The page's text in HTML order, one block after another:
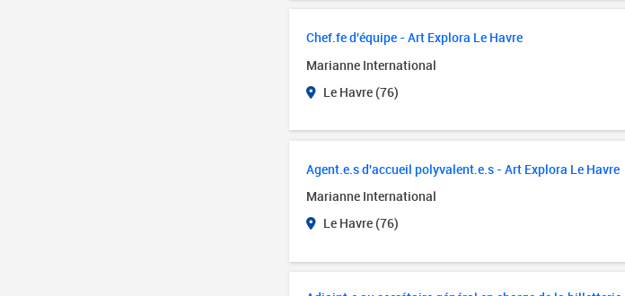
Chef.fe d'équipe - Art Explora Le Havre
Marianne International
Le Havre (76)
Agent.e.s d'accueil polyvalent.e.s - Art Explora Le Havre
Marianne International
Le Havre (76)